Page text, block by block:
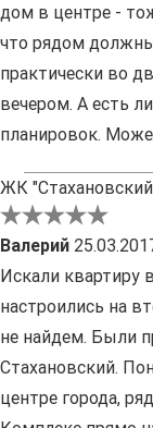
дом в центре -
что рядом
практически во
вечером. А есть
планировок.
ЖК
Валерий
Искали квартиру
настроились на
не найдем. Были
Стахановский.
центре города,